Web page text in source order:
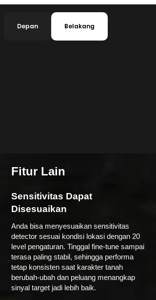
Depan Belakang
Fitur Lain
Sensitivitas Dapat
Disesuaikan
Anda bisa menyesuaikan sensitivitas
detector sesuai kondisi lokasi dengan 20
level pengaturan. Tinggal fine-tune sampai
terasa paling stabil, sehingga performa
tetap konsisten saat karakter tanah
berubah-ubah dan peluang menangkap
sinyal target jadi lebih baik.